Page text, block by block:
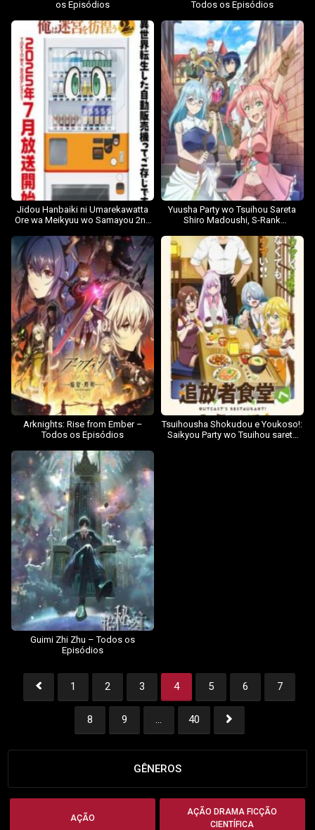
os Episódios
Todos os Episódios
Jidou Hanbaiki ni Umarekawatta
Ore wa Meikyuu wo Samayou 2nd
Yuusha Party wo Tsuihou Sareta
Shiro Madoushi, S-Rank
Shiro Madoushi ga Kikakugai
Sugiru – Todos os Episódios
Arknights: Rise from Ember –
Todos os Episódios
Tsuihousha Shokudou e Youkoso!:
Saikyou Party wo Tsuihou sareta
Guimi Zhi Zhu – Todos os
Episódios
1
1
2
2
3
3
4
4
5
5
6
6
7
7
8
8
9
9 ...
40
40
GÊNEROS
AÇÃO
AÇÃO DRAMA FICÇÃO
CIENTÍFICA